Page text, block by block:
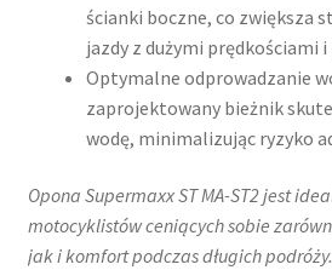
ścianki boczne, co zwiększa
jazdy z dużymi prędkościami
Optymalne odprowadzanie
zaprojektowany bieżnik
wodę, minimalizując ryzyko
Opona Supermaxx ST MA-ST2 jest
motocyklistów ceniących sobie
jak i komfort podczas długich